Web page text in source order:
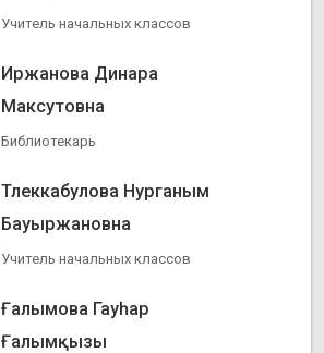
Учитель начальных классов
Иржанова Динара
Максутовна
Библиотекарь
Тлеккабулова Нурганым
Бауыржановна
Учитель начальных классов
Ғалымова Гауһар
Ғалымқызы